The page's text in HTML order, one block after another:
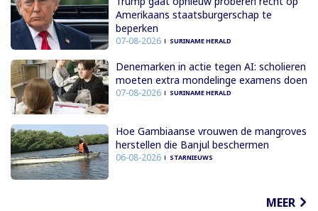
Amerikaans staatsburgerschap te
beperken
07-08-2026 SURINAME HERALD
Denemarken in actie tegen AI: scholieren
moeten extra mondelinge examens doen
07-08-2026 SURINAME HERALD
Hoe Gambiaanse vrouwen de mangroves
herstellen die Banjul beschermen
06-08-2026 STARNIEUWS
MEER